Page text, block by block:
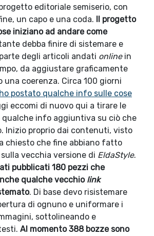
editoriale semiserio, con
un capo e una coda. Il progetto
iniziano ad andare come
debba finire di sistemare e
degli articoli andati onlinein
da aggiustare graficamente
una coerenza. Circa 100 giorni
ho postato qualche info sulle cose
eccomi di nuovo qui a tirare le
qualche info aggiuntiva su ciò che
Inizio proprio dai contenuti, visto
chiesto che fine abbiano fatto
vecchia versione di EldaStyle.
pubblicati 180 pezzi che
qualche vecchio link
. Di base devo risistemare
di ognuno e uniformare i
sottolineando e
Al momento 388 bozze sono